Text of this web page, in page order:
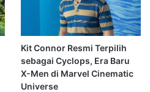
Kit Connor Resmi Terpilih
sebagai Cyclops, Era Baru
X-Men di Marvel Cinematic
Universe